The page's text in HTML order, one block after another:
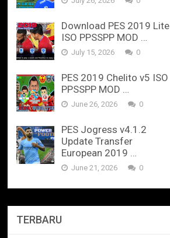
Download PES 2019 Lite
ISO PPSSPP MOD …
July 15, 2026 0
PES 2019 Chelito v5 ISO
PPSSPP MOD …
June 26, 2026 0
PES Jogress v4.1.2
Update Transfer
European 2019 …
June 21, 2026 0
TERBARU